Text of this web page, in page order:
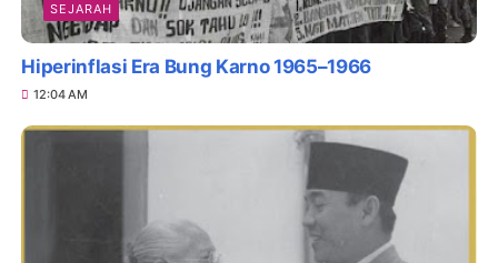
SEJARAH
Hiperinflasi Era Bung Karno 1965–1966
12:04 AM